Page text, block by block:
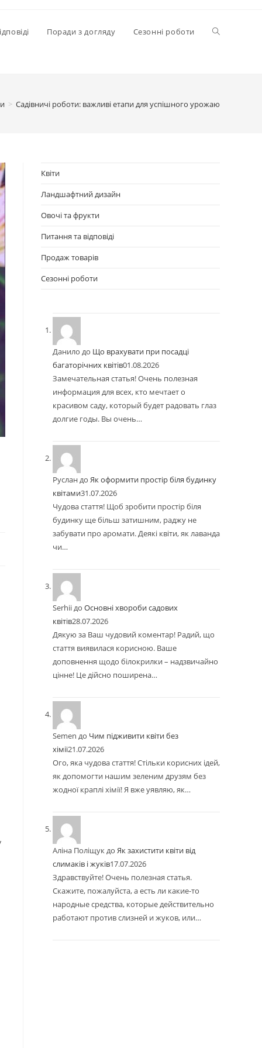
Поради з догляду Сезонні роботи Перемкнути
> Садівничі роботи: важливі етапи для успішного урожаю
Квіти
Ландшафтний дизайн
Овочі та фрукти
Питання та відповіді
Продаж товарів
Сезонні роботи
Данило до Що врахувати при посадці
багаторічних квітів01.08.2026
Замечательная статья! Очень полезная
информация для всех, кто мечтает о
красивом саду, который будет радовать глаз
долгие годы. Вы очень…
Руслан до Як оформити простір біля будинку
квітами31.07.2026
Чудова стаття! Щоб зробити простір біля
будинку ще більш затишним, раджу не
забувати про аромати. Деякі квіти, як лаванда
чи…
Serhiiдо Основні хвороби садових
квітів28.07.2026
Дякую за Ваш чудовий коментар! Радий, що
стаття виявилася корисною. Ваше
доповнення щодо білокрилки – надзвичайно
цінне! Це дійсно поширена…
Semen до Чим підживити квіти без
хімії21.07.2026
Ого, яка чудова стаття! Стільки корисних ідей,
як допомогти нашим зеленим друзям без
жодної краплі хімії! Я вже уявляю, як…
Аліна Поліщукдо Як захистити квіти від
слимаків і жуків17.07.2026
Здравствуйте! Очень полезная статья.
Скажите, пожалуйста, а есть ли какие-то
народные средства, которые действительно
работают против слизней и жуков, или…